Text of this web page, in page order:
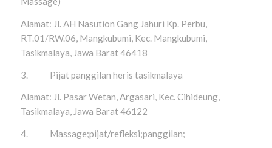
Alamat: Jl. AH Nasution Gang Jahuri Kp. Perbu,
RT.01/RW.06, Mangkubumi, Kec. Mangkubumi,
Tasikmalaya, Jawa Barat 46418
3. Pijat panggilan heris tasikmalaya
Alamat: Jl. Pasar Wetan, Argasari, Kec. Cihideung,
Tasikmalaya, Jawa Barat 46122
4. Massage;pijat/refleksi;panggilan;